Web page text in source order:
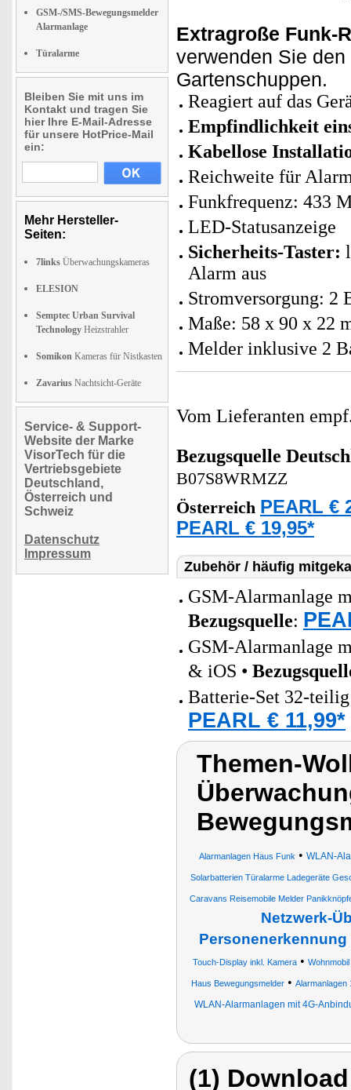
GSM-/SMS-Bewegungsmelder
Alarmanlage
Türalarme
Bleiben Sie mit uns im
Kontakt und tragen Sie
hier Ihre E-Mail-Adresse
für unsere HotPrice-Mail
ein:
Mehr Hersteller-
Seiten:
7links Überwachungskameras
ELESION
Semptec Urban Survival
Technology Heizstrahler
Somikon Kameras für Nistkasten
Zavarius Nachtsicht-Geräte
Service- & Support-
Website der Marke
VisorTech für die
Vertriebsgebiete
Deutschland,
Österreich und
Schweiz
Datenschutz
Impressum
Extragroße Funk-
verwenden Sie
Gartenschuppen.
Reagiert auf das
Empfindlichkeit
Kabellose
Reichweite für
Funkfrequenz: 433
LED-Statusanzeige
Sicherheits-Taster:
Alarm aus
Stromversorgung: 2
Maße: 58 x 90 x 22
Melder inklusive 2
Vom Lieferanten
Bezugsquelle
B07S8WRMZZ
Österreich PEARL €
PEARL € 19,95*
Zubehör / häufig
GSM-Alarmanlage
Bezugsquelle:
GSM-Alarmanlage
& iOS •
Batterie-Set 32-
PEARL € 11,99*
Themen-
Alarmanlagen Haus Funk • WLAN-
Solarbatterien Türalarme Ladegeräte
Caravans Reisemobile Melder
Netzwerk-
Personenerkennung
Touch-Display inkl. Kamera•
Haus Bewegungsmelder• Alarmanlagen
WLAN-Alarmanlagen mit 4G-
(1)